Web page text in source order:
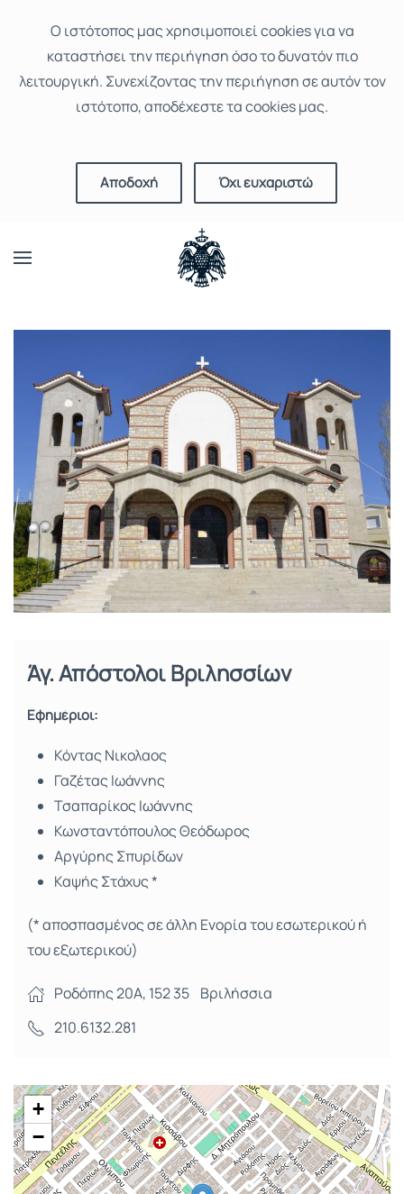
Ο ιστότοπoς μας χρησιμοποιεί cookies για να
καταστήσει την περιήγηση όσο το δυνατόν πιο
λειτουργική. Συνεχίζοντας την περιήγηση σε αυτόν τον
ιστότοπο, αποδέχεστε τα cookies μας.
Αποδοχή Όχι ευχαριστώ
Άγ. Απόστολοι Βριλησσίων
Εφημέριοι:
Κόντας Νικολαος
Γαζέτας Ιωάννης
Τσαπαρίκος Ιωάννης
Κωνσταντόπουλος Θεόδωρος
Αργύρης Σπυρίδων
Καψής Στάχυς *
(* αποσπασμένος σε άλλη Ενορία του εσωτερικού ή
του εξωτερικού)
Ροδόπης 20Α, 152 35 Βριλήσσια
210.6132.281
+
−